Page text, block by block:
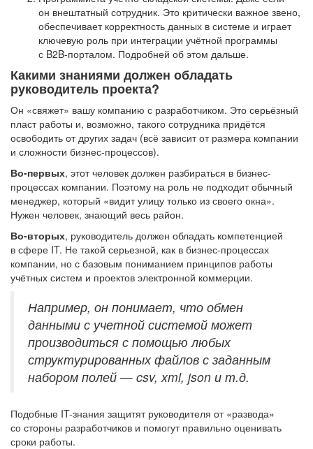
он внештатный сотрудник. Это критически важное звено,
обеспечивает корректность данных в системе и играет
ключевую роль при интеграции учётной программы
с B2B-порталом. Подробней об этом дальше.
Какими знаниями должен обладать
руководитель проекта?
Он «свяжет» вашу компанию с разработчиком. Это серьёзный
пласт работы и, возможно, такого сотрудника придётся
освободить от других задач (всё зависит от размера компании
и сложности бизнес-процессов).
Во-первых, этот человек должен разбираться в бизнес-
процессах компании. Поэтому на роль не подходит обычный
менеджер, который «видит улицу только из своего окна».
Нужен человек, знающий весь район.
Во-вторых, руководитель должен обладать компетенцией
в сфере IT. Не такой серьезной, как в бизнес-процессах
компании, но с базовым пониманием принципов работы
учётных систем и проектов электронной коммерции.
Например, он понимает, что обмен
данными с учетной системой может
производиться с помощью любых
структурированных файлов с заданным
набором полей — csv, xml, json и т.д.
Подобные IT-знания защитят руководителя от «развода»
со стороны разработчиков и помогут правильно оценивать
сроки работы.